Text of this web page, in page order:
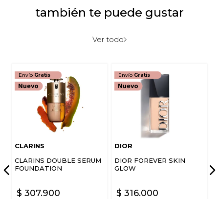
también te puede gustar
Ver todo
Envío Gratis
CLARINS
CLARINS DOUBLE SERUM
FOUNDATION
$ 307.900
Envío Gratis
DIOR
DIOR FOREVER SKIN
GLOW
$ 316.000